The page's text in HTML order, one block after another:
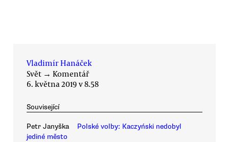
Vladimír Hanáček
Svět → Komentář
6. května 2019 v 8.58
Související
Petr Janyška
Polské volby: Kaczyński nedobyl
jediné město